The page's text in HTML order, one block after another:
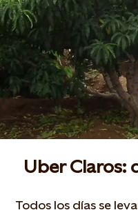
Uber Claros:
Todos los días se